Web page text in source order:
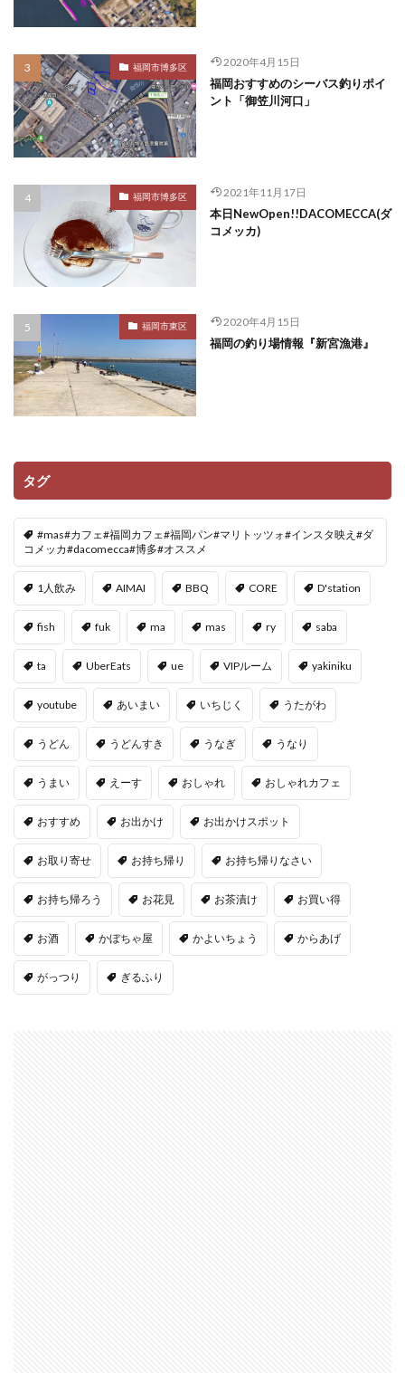
福岡市博多区 2020年4月15日
福岡おすすめのシーバス釣りポイ
ント「御笠川河口」
福岡市博多区 2021年11月17日
本日NewOpen!!DACOMECCA(ダ
コメッカ)
福岡市東区 2020年4月15日
福岡の釣り場情報『新宮漁港』
タグ
#mas#カフェ#福岡カフェ#福岡パン#マリトッツォ#インスタ映え#ダ
コメッカ#dacomecca#博多#オススメ
1人飲み AIMAI BBQ CORE D'station
fish fuk ma mas ry saba
ta UberEats ue VIPルーム yakiniku
youtube あいまい いちじく うたがわ
うどん うどんすき うなぎ うなり
うまい えーす おしゃれ おしゃれカフェ
おすすめ お出かけ お出かけスポット
お取り寄せ お持ち帰り お持ち帰りなさい
お持ち帰ろう お花見 お茶漬け お買い得
お酒 かぼちゃ屋 かよいちょう からあげ
がっつり ぎるふり